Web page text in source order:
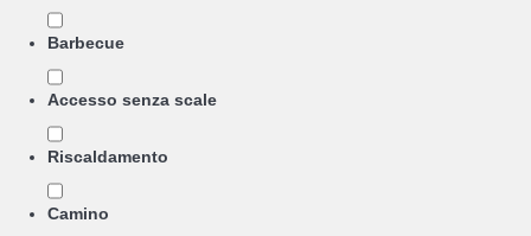
Barbecue
Accesso senza scale
Riscaldamento
Camino